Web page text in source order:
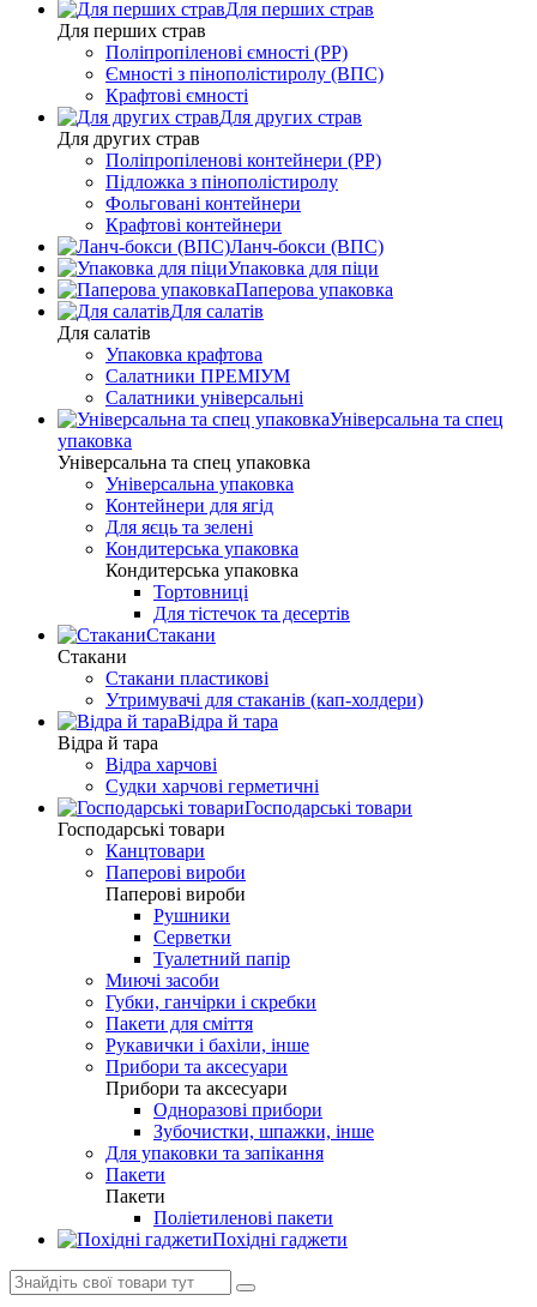
Для перших страв
Для перших страв
Поліпропіленові ємності (PP)
Ємності з пінополістиролу (ВПС)
Крафтові ємності
Для других страв
Для других страв
Поліпропіленові контейнери (PP)
Підложка з пінополістиролу
Фольговані контейнери
Крафтові контейнери
Ланч-бокси (ВПС)
Упаковка для піци
Паперова упаковка
Для салатів
Для салатів
Упаковка крафтова
Салатники ПРЕМІУМ
Салатники універсальні
Універсальна та спец
упаковка
Універсальна та спец упаковка
Універсальна упаковка
Контейнери для ягід
Для яєць та зелені
Кондитерська упаковка
Кондитерська упаковка
Тортовниці
Для тістечок та десертів
Стакани
Стакани
Стакани пластикові
Утримувачі для стаканів (кап-холдери)
Відра й тара
Відра й тара
Відра харчові
Судки харчові герметичні
Господарські товари
Господарські товари
Канцтовари
Паперові вироби
Паперові вироби
Рушники
Серветки
Туалетний папір
Миючі засоби
Губки, ганчірки і скребки
Пакети для сміття
Рукавички і бахіли, інше
Прибори та аксесуари
Прибори та аксесуари
Одноразові прибори
Зубочистки, шпажки, інше
Для упаковки та запікання
Пакети
Пакети
Поліетиленові пакети
Похідні гаджети